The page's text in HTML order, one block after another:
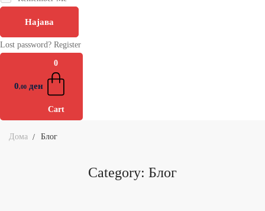
Најава
Lost password? Register
0,00 ден
0
Cart
Дома Блог
Category: Блог